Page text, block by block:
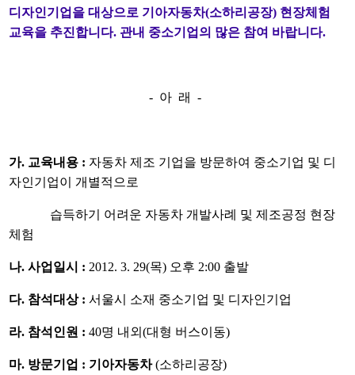
디자인기업을 대상으로 기아자동차(소하리공장) 현장체험
교육을 추진합니다. 관내 중소기업의 많은 참여 바랍니다.
- 아 래 -
가. 교육내용 : 자동차 제조 기업을 방문하여 중소기업 및 디
자인기업이 개별적으로
습득하기 어려운 자동차 개발사례 및 제조공정 현장
체험
나. 사업일시 : 2012. 3. 29(목) 오후 2:00 출발
다. 참석대상 : 서울시 소재 중소기업 및 디자인기업
라. 참석인원 : 40명 내외(대형 버스이동)
마. 방문기업 : 기아자동차(소하리공장)